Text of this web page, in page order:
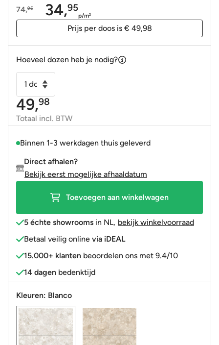
74,95
Oorspronkelijke
34,95
Huidige
p/m2
Prijs per doos is € 49,98
Hoeveel dozen heb je nodig?
Wandtegel
Gravina
wit
60x120
R9
aantal
49,98
Totaal incl. BTW
Binnen 1-3 werkdagen thuis geleverd
Direct afhalen?
Bekijk eerst mogelijke afhaaldatum
Toevoegen aan winkelwagen
5 échte showrooms in NL, bekijk winkelvoorraad
Betaal veilig online via iDEAL
15.000+ klanten beoordelen ons met 9.4/10
14 dagen bedenktijd
Kleuren: Blanco